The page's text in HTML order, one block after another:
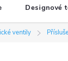
Designové
ventily